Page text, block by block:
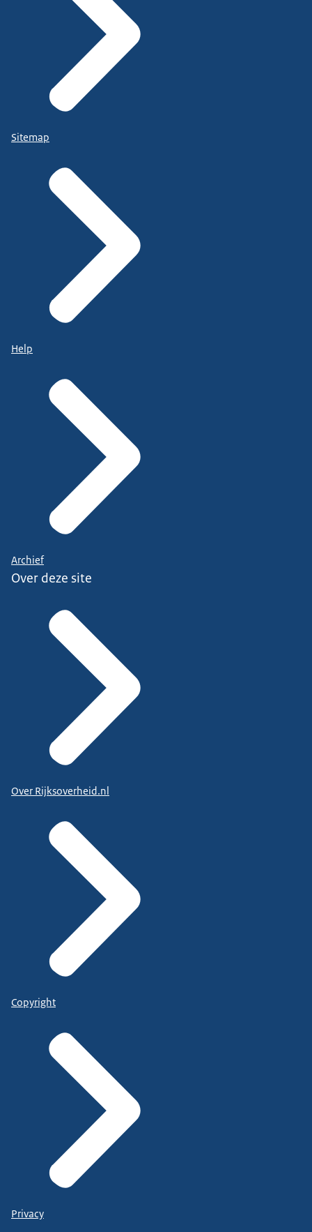
Sitemap
Help
Archief
Over deze site
Over Rijksoverheid.nl
Copyright
Privacy